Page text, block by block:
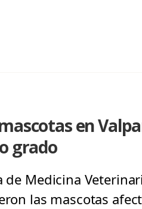
en
grado
de Medicina
las mascotas